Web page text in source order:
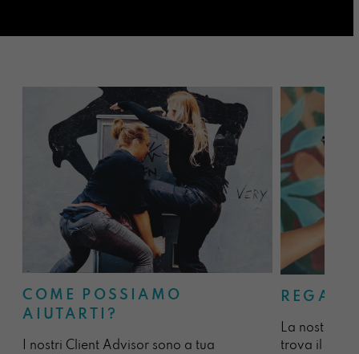
COME POSSIAMO
AIUTARTI?
I nostri Client Advisor sono a tua
La nostra
trova il